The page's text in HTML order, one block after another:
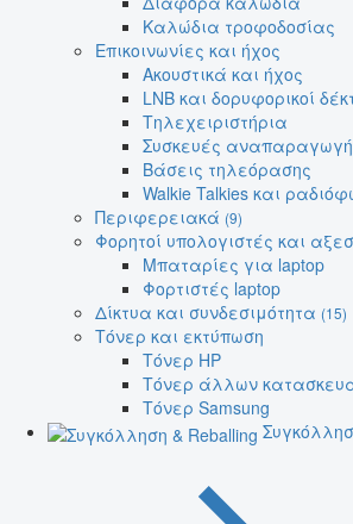
Καλώδια τροφοδοσίας
Επικοινωνίες και ήχος
Ακουστικά και ήχος
LNB και δορυφορικοί
Τηλεχειριστήρια
Συσκευές
Βάσεις τηλεόρασης
Walkie Talkies και
Περιφερειακά (9)
Φορητοί υπολογιστές και
Μπαταρίες για laptop
Φορτιστές laptop
Δίκτυα και συνδεσιμότητα (15)
Τόνερ και εκτύπωση
Τόνερ HP
Τόνερ άλλων
Τόνερ Samsung